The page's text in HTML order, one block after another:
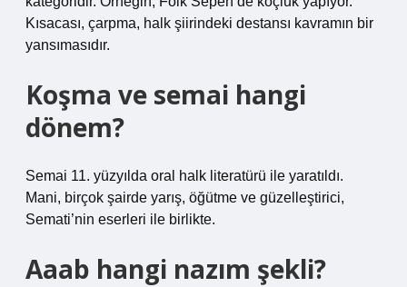
Kısacası, çarpma, halk şiirindeki destansı kavramın bir
yansımasıdır.
Koşma ve semai hangi
dönem?
Semai 11. yüzyılda oral halk literatürü ile yaratıldı.
Mani, birçok şairde yarış, öğütme ve güzelleştirici,
Semati’nin eserleri ile birlikte.
Aaab hangi nazım şekli?